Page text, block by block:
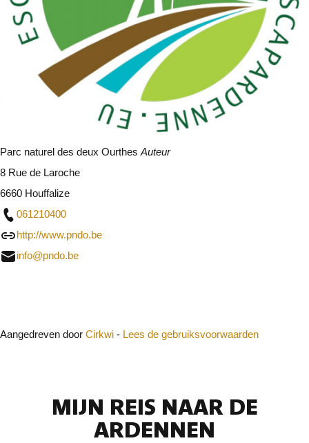
Parc naturel des deux Ourthes Auteur
8 Rue de Laroche
6660 Houffalize
061210400
http://www.pndo.be
info@pndo.be
Aangedreven door Cirkwi - Lees de gebruiksvoorwaarden
MIJN REIS NAAR DE
ARDENNEN